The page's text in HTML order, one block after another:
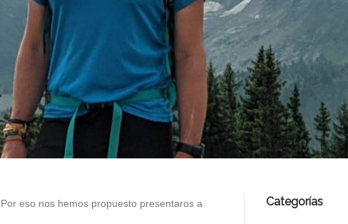
eso nos hemos propuesto presentaros a
Categorías